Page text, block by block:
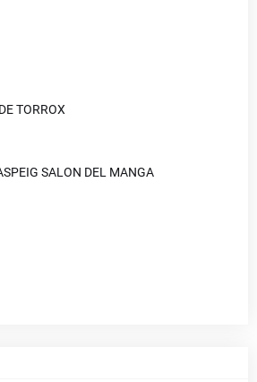
TORROX
SALON DEL MANGA